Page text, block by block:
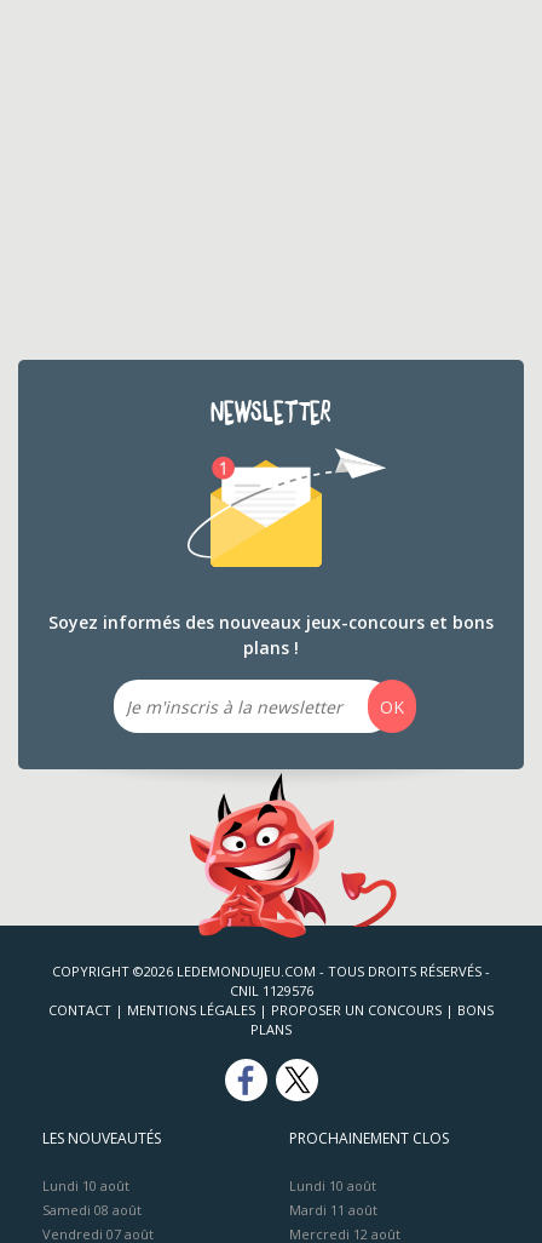
NEWSLETTER
Soyez informés des nouveaux jeux-concours et bons
plans !
Email
OK
COPYRIGHT ©2026 LEDEMONDUJEU.COM - TOUS DROITS RÉSERVÉS -
CNIL 1129576
CONTACT | MENTIONS LÉGALES | PROPOSER UN CONCOURS | BONS
PLANS
LES NOUVEAUTÉS
Lundi 10 août
Samedi 08 août
Vendredi 07 août
PROCHAINEMENT CLOS
Lundi 10 août
Mardi 11 août
Mercredi 12 août